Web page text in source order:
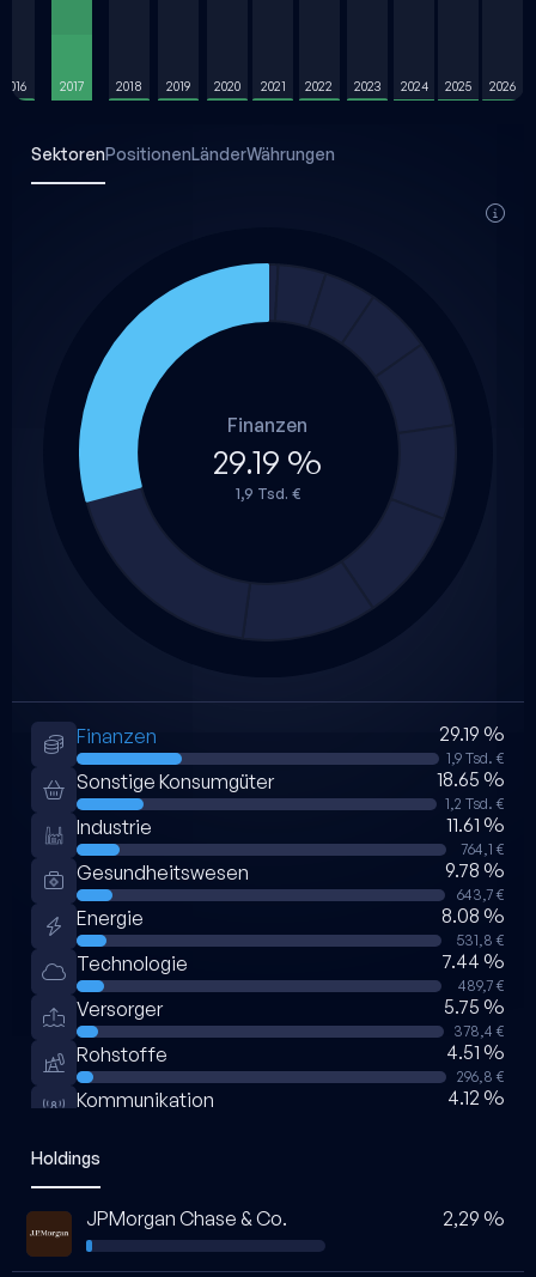
2016 2017 2018 2019 2020 2021 2022 2023 2024 2025 2026
SektorenPositionenLänderWährungen
Finanzen
29.19 %
1,9 Tsd. €
Finanzen 29.19 %
1,9 Tsd. €
Sonstige Konsumgüter 18.65 %
1,2 Tsd. €
Industrie 11.61 %
764,1 €
Gesundheitswesen 9.78 %
643,7 €
Energie 8.08 %
531,8 €
Technologie 7.44 %
489,7 €
Versorger 5.75 %
378,4 €
Rohstoffe 4.51 %
296,8 €
Kommunikation 4.12 %
Holdings
JPMorgan Chase & Co. 2,29 %